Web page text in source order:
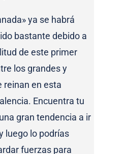
ya se habrá
bastante debido a
de este primer
los grandes y
reinan en esta
Encuentra tu
gran tendencia a ir
luego lo podrías
fuerzas para